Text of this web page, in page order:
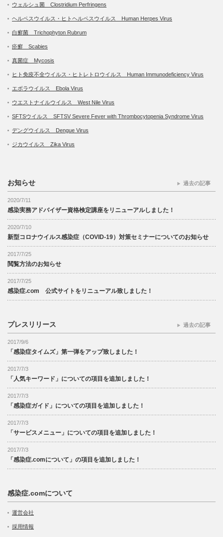
ウェルシュ菌 Clostridium Perfringens
ヘルペスウイルス・ヒトヘルペスウイルス Human Herpes Virus
白癬菌 Trichophyton Rubrum
疥癬 Scabies
真菌症 Mycosis
ヒト免疫不全ウイルス・ヒトレトロウイルス Human Immunodeficiency Virus
エボラウイルス Ebola Virus
ウエストナイルウイルス West Nile Virus
SFTSウイルス SFTSV Severe Fever with Thrombocytopenia Syndrome Virus
デングウイルス Dengue Virus
ジカウイルス Zika Virus
お知らせ
2020/7/11
感染実務アドバイザー資格検定講座をリニューアルしました！
2020/7/10
新型コロナウイルス感染症（COVID-19）対策セミナーについてのお知らせ
2017/7/25
閲覧方法のお知らせ
2017/7/25
感染症.com 公式サイトをリニューアル致しました！
過去の記事
プレスリリース
2017/9/6
「感染症タイムズ」第一弾をアップ致しました！
2017/7/3
「人気キーワード」についての項目を追加しました！
2017/7/3
「感染症ガイド」についての項目を追加しました！
2017/7/3
「サービスメニュー」についての項目を追加しました！
2017/7/3
「感染症.comについて」の項目を追加しました！
過去の記事
感染症.comについて
運営会社
採用情報